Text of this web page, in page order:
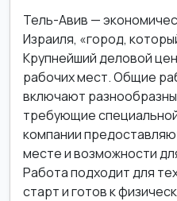
Тель-Авив —
Израиля, «город,
Крупнейший деловой
рабочих мест. Общие
включают
требующие
компании
месте и возможности
Работа подходит для
старт и готов к